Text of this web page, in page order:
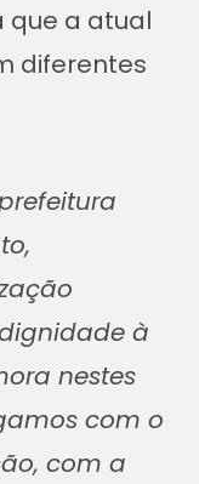
que a atual
diferentes
à
nestes
com o
com a